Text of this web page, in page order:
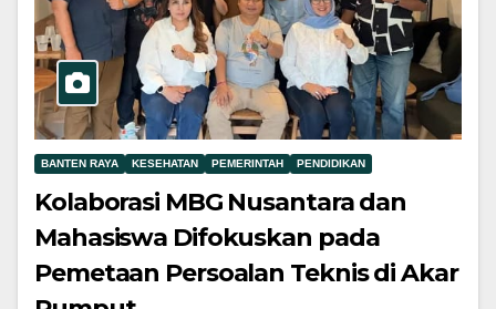
BANTEN RAYA KESEHATAN PEMERINTAH PENDIDIKAN
Kolaborasi MBG Nusantara dan
Mahasiswa Difokuskan pada
Pemetaan Persoalan Teknis di Akar